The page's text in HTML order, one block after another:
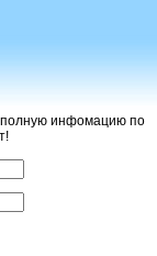
полную инфомацию по